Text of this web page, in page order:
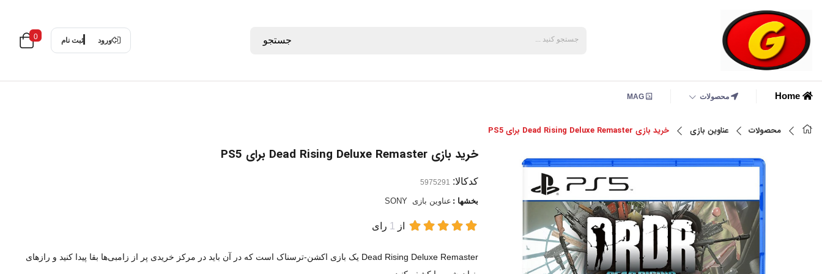
جستجو ورود ثبت نام 0
محصولات
محصولات عناوین بازی خرید بازی Dead Rising Deluxe Remaster برای PS5
خرید بازی Dead Rising Deluxe Remaster برای PS5
کدکالا:
بخشها : عناوین بازی SONY
از 1 رای
Dead Rising Deluxe Remaster یک بازی اکشن-ترسناک است که در آن باید در مرکز خریدی پر از زامبی‌ها بقا پیدا کنید و رازهای